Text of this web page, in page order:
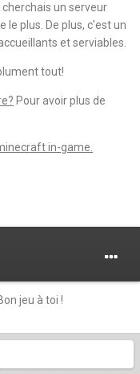
cherchais un serveur
le plus. De plus, c'est un
et serviables.
tout!
Pour avoir plus de
in-game.
jeu à toi !